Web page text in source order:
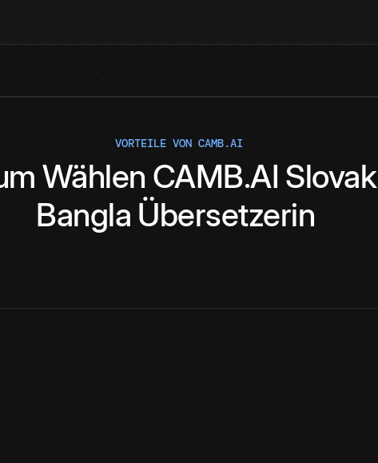
VORTEILE VON CAMB.AI
Wählen CAMB.AI Slovak
Bangla Übersetzerin